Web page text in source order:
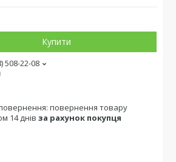
Купити
508-22-08
повернення товару
14 днів за рахунок покупця